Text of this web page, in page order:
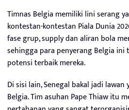
Timnas Belgia memiliki lini serang
kontestan-kontestan Piala Dunia
fase grup, supply dan aliran bola
sehingga para penyerang Belgia ini
potensi terbaik mereka.
Di sisi lain, Senegal bakal jadi
Belgia. Tim asuhan Pape Thiaw itu